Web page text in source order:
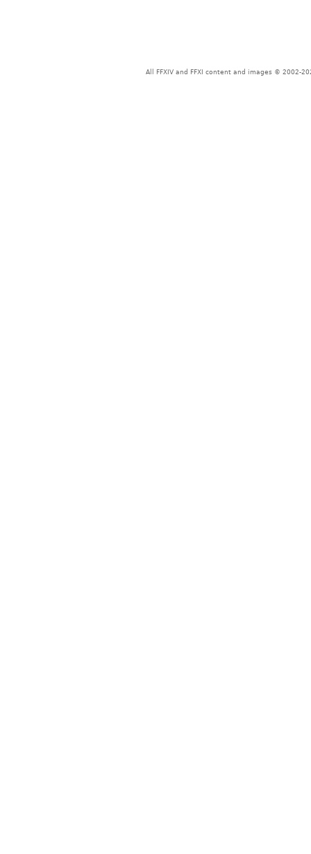
All FFXIV and FFXI content and images © 2002-